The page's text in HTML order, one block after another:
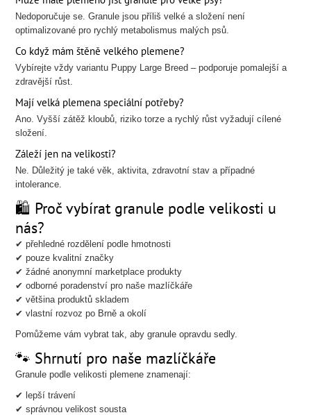
Nedoporučuje se. Granule jsou příliš velké a složení není
optimalizované pro rychlý metabolismus malých psů.
Co když mám štěně velkého plemene?
Vybírejte vždy variantu Puppy Large Breed – podporuje pomalejší a
zdravější růst.
Mají velká plemena speciální potřeby?
Ano. Vyšší zátěž kloubů, riziko torze a rychlý růst vyžadují cílené
složení.
Záleží jen na velikosti?
Ne. Důležitý je také věk, aktivita, zdravotní stav a případné
intolerance.
🛍️ Proč vybírat granule podle velikosti u
nás?
✔ přehledné rozdělení podle hmotnosti
✔ pouze kvalitní značky
✔ žádné anonymní marketplace produkty
✔ odborné poradenství pro naše mazlíčkáře
✔ většina produktů skladem
✔ vlastní rozvoz po Brně a okolí
Pomůžeme vám vybrat tak, aby granule opravdu sedly.
🐾 Shrnutí pro naše mazlíčkáře
Granule podle velikosti plemene znamenají:
✔ lepší trávení
✔ správnou velikost sousta